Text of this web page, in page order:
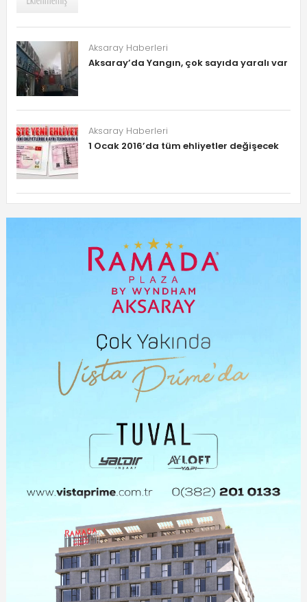
Aksaray Haberleri
Aksaray’da Yangın, çok sayıda yaralı var
Aksaray Haberleri
1 Ocak 2016’da tüm ehliyetler değişecek